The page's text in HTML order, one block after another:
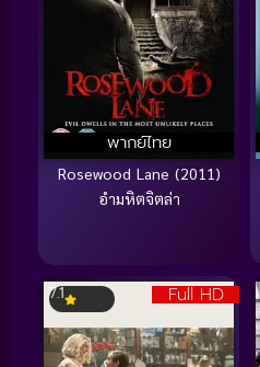
พากย์ไทย
Rosewood Lane (2011)
อำมหิตจิตล่า
Full HD
7.1